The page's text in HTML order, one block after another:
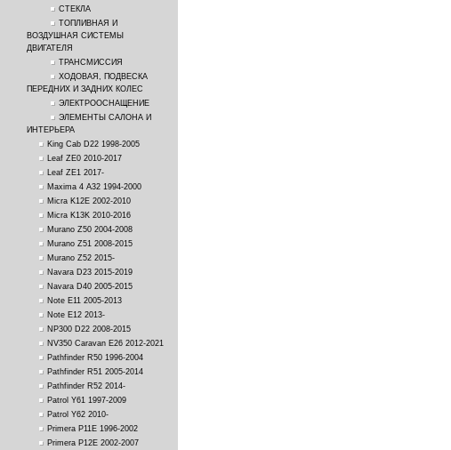
СТЕКЛА
ТОПЛИВНАЯ И
ВОЗДУШНАЯ СИСТЕМЫ
ДВИГАТЕЛЯ
ТРАНСМИССИЯ
ХОДОВАЯ, ПОДВЕСКА
ПЕРЕДНИХ И ЗАДНИХ КОЛЕС
ЭЛЕКТРООСНАЩЕНИЕ
ЭЛЕМЕНТЫ САЛОНА И
ИНТЕРЬЕРА
King Cab D22 1998-2005
Leaf ZE0 2010-2017
Leaf ZE1 2017-
Maxima 4 A32 1994-2000
Micra K12E 2002-2010
Micra K13K 2010-2016
Murano Z50 2004-2008
Murano Z51 2008-2015
Murano Z52 2015-
Navara D23 2015-2019
Navara D40 2005-2015
Note E11 2005-2013
Note E12 2013-
NP300 D22 2008-2015
NV350 Caravan E26 2012-2021
Pathfinder R50 1996-2004
Pathfinder R51 2005-2014
Pathfinder R52 2014-
Patrol Y61 1997-2009
Patrol Y62 2010-
Primera P11E 1996-2002
Primera P12E 2002-2007